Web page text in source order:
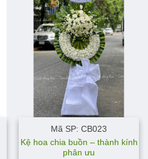
Mã SP: CB023
Kệ hoa chia buồn – thành kính
phân ưu